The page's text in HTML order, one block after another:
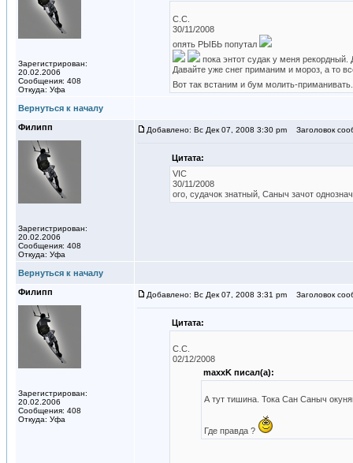
Зарегистрирован:
20.02.2006
Сообщения: 408
Откуда: Уфа
C.C.
30/11/2008
опять РЫБЬ попутал
пока энтот судак у меня рекордный.
Давайте уже снег приманим и мороз, а то
Вот так встаним и бум молить-
Вернуться к началу
Филипп
Зарегистрирован:
20.02.2006
Сообщения: 408
Откуда: Уфа
Добавлено: Вс Дек 07, 2008 3:30 pm Заголовок
Цитата:
VIC
30/11/2008
ого, судачок знатный, Саныч зачот
Вернуться к началу
Филипп
Зарегистрирован:
20.02.2006
Сообщения: 408
Откуда: Уфа
Добавлено: Вс Дек 07, 2008 3:31 pm Заголовок
Цитата:
C.C.
02/12/2008
maxxK писал(а):
А тут тишина. Тока Сан Саныч
Где правда ?